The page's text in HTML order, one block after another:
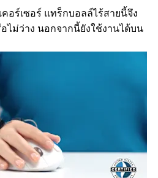
อร์เซอร์ แทร็กบอลล์ไร้สายนี้จึง
ไม่ว่าง นอกจากนี้ยังใช้งานได้บน